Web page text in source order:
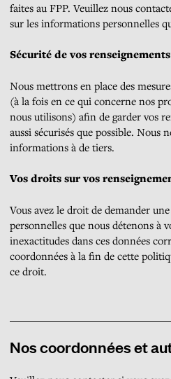
faites au FPP. Veuillez nous
sur les informations personnelles
Sécurité de vos
Nous mettrons en place des
(à la fois en ce qui concerne nos
nous utilisons) afin de garder vos
aussi sécurisés que possible. Nous
informations à de tiers.
Vos droits sur vos
Vous avez le droit de demander
personnelles que nous détenons à
inexactitudes dans ces données
coordonnées à la fin de cette
ce droit.
Nos coordonnées et